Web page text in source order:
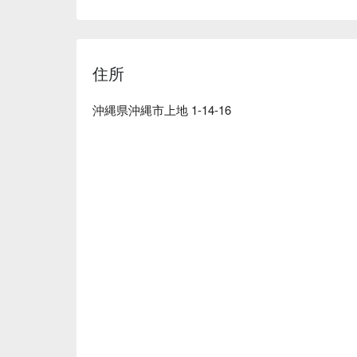
しょう！
住所
沖縄県沖縄市上地 1-14-16